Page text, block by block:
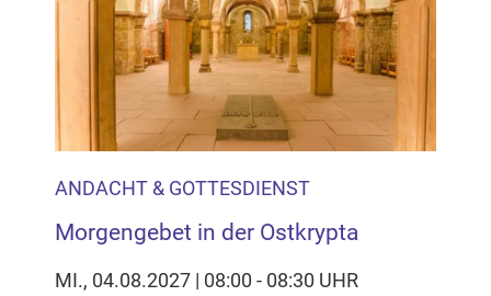
Anwendung Google Maps beim Aktivieren von
Inhalten Cookies auf Ihrem Gerät setzt, z.B. zwecks
Reichweitenmessung und profilbasierter Werbung.
zur Datenschutzerklärung
Hier können Sie Ihre Cookie-
Einstellungen anpassen
ANDACHT & GOTTESDIENST
Morgengebet in der Ostkrypta
MI., 04.08.2027 | 08:00 - 08:30 UHR